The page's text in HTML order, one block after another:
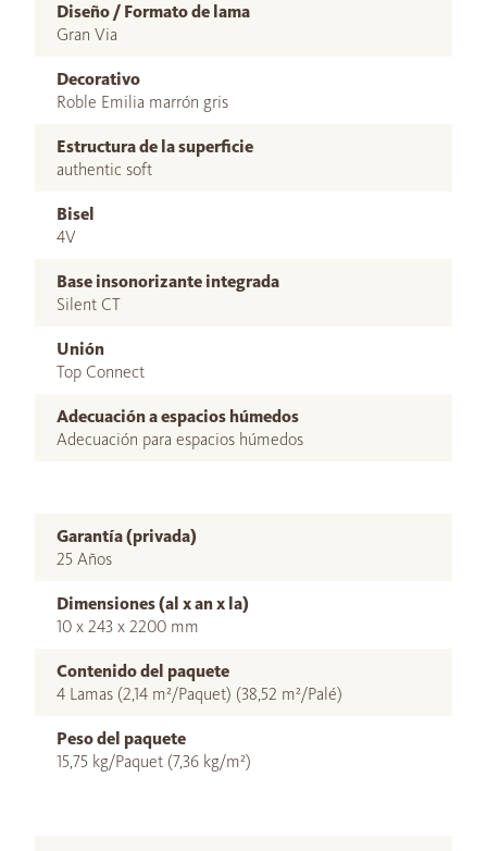
Diseño / Formato de lama
Gran Via
Decorativo
Roble Emilia marrón gris
Estructura de la superficie
authentic soft
Bisel
4V
Base insonorizante integrada
Silent CT
Unión
Top Connect
Adecuación a espacios húmedos
Adecuación para espacios húmedos
Garantía (privada)
25 Años
Dimensiones (al x an x la)
10 x 243 x 2200 mm
Contenido del paquete
4 Lamas (2,14 m²/Paquet) (38,52 m²/Palé)
Peso del paquete
15,75 kg/Paquet (7,36 kg/m²)